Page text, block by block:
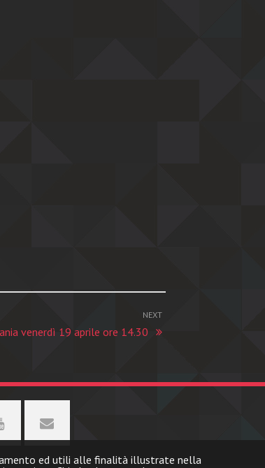
ed utili alle finalità illustrate nella
NEXT
venerdì 19 aprile ore 14.30